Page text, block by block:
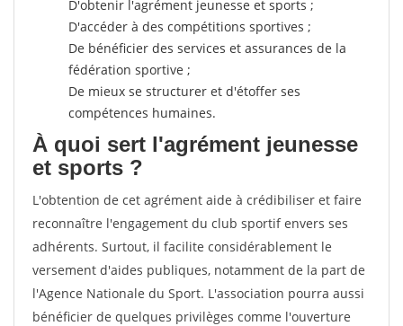
D'obtenir l'agrément jeunesse et sports ;
D'accéder à des compétitions sportives ;
De bénéficier des services et assurances de la
fédération sportive ;
De mieux se structurer et d'étoffer ses
compétences humaines.
À quoi sert l'agrément jeunesse
et sports ?
L'obtention de cet agrément aide à crédibiliser et faire
reconnaître l'engagement du club sportif envers ses
adhérents. Surtout, il facilite considérablement le
versement d'aides publiques, notamment de la part de
l'Agence Nationale du Sport. L'association pourra aussi
bénéficier de quelques privilèges comme l'ouverture